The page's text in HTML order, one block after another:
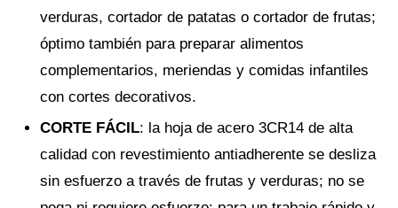
verduras, cortador de patatas o cortador de frutas;
óptimo también para preparar alimentos
complementarios, meriendas y comidas infantiles
con cortes decorativos.
CORTE FÁCIL: la hoja de acero 3CR14 de alta
calidad con revestimiento antiadherente se desliza
sin esfuerzo a través de frutas y verduras; no se